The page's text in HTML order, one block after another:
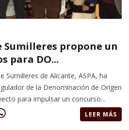
Sumilleres propone un
para DO...
Sumilleres de Alicante, ASPA, ha
de la Denominación de Origen
para impulsar un concurso...
LEER MÁS